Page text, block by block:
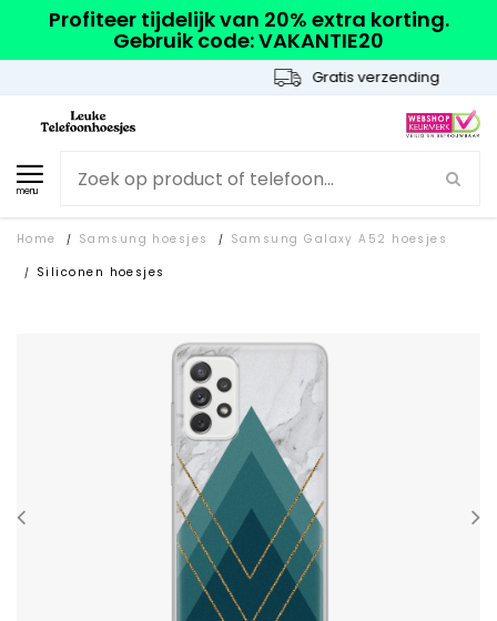
Profiteer tijdelijk van 20% extra korting.
Gebruik code: VAKANTIE20
Gratis verzending
menu
Home / Samsung hoesjes / Samsung Galaxy A52 hoesjes
/ Siliconen hoesjes